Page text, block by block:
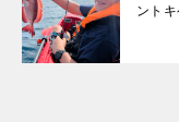
ント